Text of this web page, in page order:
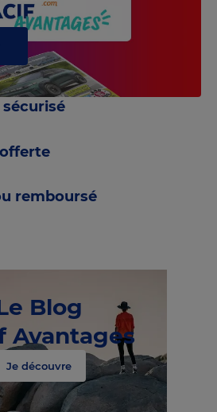
remboursé
Blog
Avantages
Je découvre